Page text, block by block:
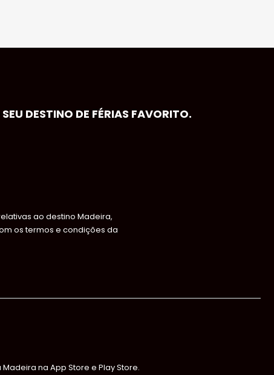
DESTINO DE FÉRIAS FAVORITO.
ao destino Madeira,
os termos e condições da
na App Store e Play Store.